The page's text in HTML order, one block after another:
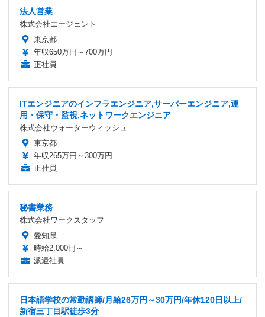
法人営業
株式会社エージェント
東京都
年収650万円～700万円
正社員
ITエンジニアのインフラエンジニア,サーバーエンジニア,運
用・保守・監視,ネットワークエンジニア
株式会社ウォーターウィッシュ
東京都
年収265万円～300万円
正社員
秘書業務
株式会社ワークスタッフ
愛知県
時給2,000円～
派遣社員
日本語学校の常勤講師/月給26万円～30万円/年休120日以上/
新宿三丁目駅徒歩3分